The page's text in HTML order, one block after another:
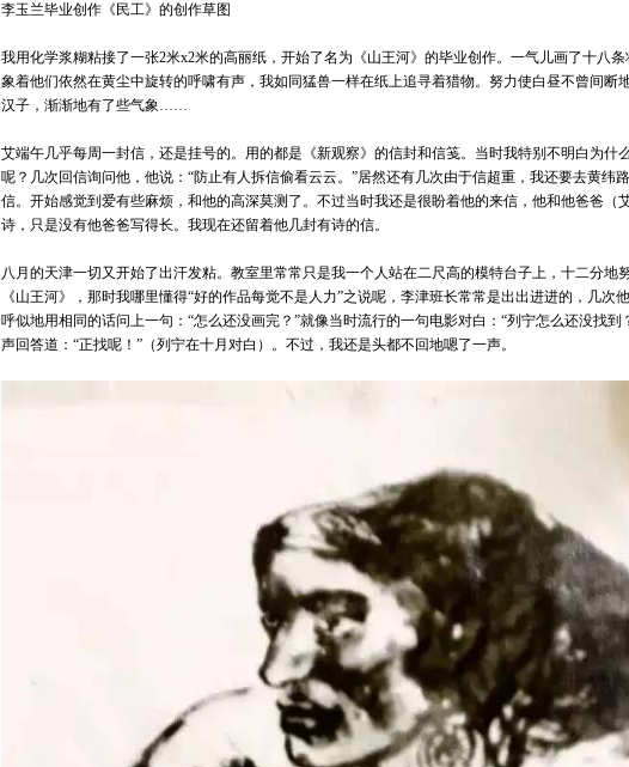
李玉兰毕业创作《民工》的创作草图
我用化学浆糊粘接了一张2米x2米的高丽纸，开始了名为《山王河》的毕业创作。一气儿画了十八
象着他们依然在黄尘中旋转的呼啸有声，我如同猛兽一样在纸上追寻着猎物。努力使白昼不曾间断
汉子，渐渐地有了些气象……
艾端午几乎每周一封信，还是挂号的。用的都是《新观察》的信封和信笺。当时我特别不明白为什
呢？几次回信询问他，他说：“防止有人拆信偷看云云。”居然还有几次由于信超重，我还要去黄纬
信。开始感觉到爱有些麻烦，和他的高深莫测了。不过当时我还是很盼着他的来信，他和他爸爸（
诗，只是没有他爸爸写得长。我现在还留着他几封有诗的信。
八月的天津一切又开始了出汗发粘。教室里常常只是我一个人站在二尺高的模特台子上，十二分地
《山王河》，那时我哪里懂得“好的作品每觉不是人力”之说呢，李津班长常常是出出进进的，几次
呼似地用相同的话问上一句：“怎么还没画完？”就像当时流行的一句电影对白：“列宁怎么还没找到
声回答道：“正找呢！”（列宁在十月对白）。不过，我还是头都不回地嗯了一声。